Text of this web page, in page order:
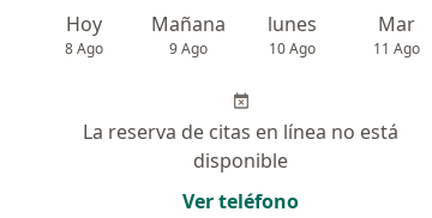
Hoy
8 Ago
Mañana
9 Ago
lunes
10 Ago
Mar
11 Ago
La reserva de citas en línea no está
disponible
Ver teléfono